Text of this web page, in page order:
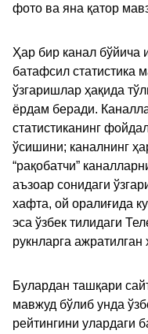
фото ва яна қатор
Ҳар бир канал бўйича
батафсил статистика
ўзгаришлар ҳақида
ёрдам беради.
статистиканинг
ўсишини; каналнинг
“рақобатчи”
аъзоар сонидаги
хафта, ой оралиғида
эса ўзбек тилидаги
рукнларга
Булардан ташқари
мавжуд бўлиб унда
рейтингини улардаги